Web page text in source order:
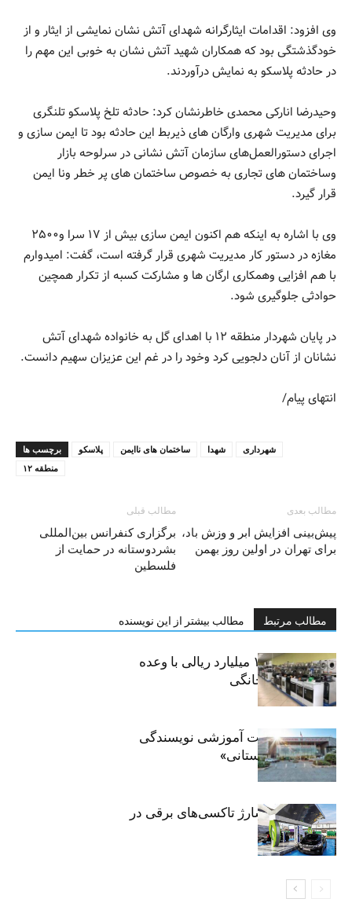
وی افزود: اقدامات ایثارگرانه شهدای آتش نشان نمایشی از ایثار و از
خودگذشتگی بود که همکاران شهید آتش نشان به خوبی این مهم را
در حادثه پلاسکو به نمایش درآوردند.
وحیدرضا انارکی محمدی خاطرنشان کرد: حادثه تلخ پلاسکو تلنگری
برای مدیریت شهری وارگان های ذیربط این حادثه بود تا ایمن سازی و
اجرای دستورالعمل‌های سازمان آتش نشانی در سرلوحه بازار
وساختمان های تجاری به خصوص ساختمان های پر خطر ونا ایمن
قرار گیرد.
وی با اشاره به اینکه هم اکنون ایمن سازی بیش از ۱۷ سرا و۲۵۰۰
مغازه در دستور کار مدیریت شهری قرار گرفته است، گفت: امیدوارم
با هم افزایی وهمکاری ارگان ها و مشارکت کسبه از تکرار همچین
حوادثی جلوگیری شود.
در پایان شهردار منطقه ۱۲ با اهدای گل به خانواده شهدای آتش
نشانان از آنان دلجویی کرد وخود را در غم این عزیزان سهیم دانست.
انتهای پیام/
برچسب ها پلاسکو ساختمان های ناایمن شهدا
شهرداری
منطقه ۱۲
مطالب قبلی
برگزاری کنفرانس بین‌المللی
بشردوستانه در حمایت از
فلسطین
مطالب بعدی
پیش‌بینی افزایش ابر و وزش باد،
برای تهران در اولین روز بهمن
مطالب مرتبط مطالب بیشتر از این نویسنده
کلاهبرداری ۱۰۰ میلیارد ریالی با وعده
فروش لوازم خانگی
برگزاری جلسات آموزشی نویسندگی
«زندگی‌نامه داستانی»
توسعه شبکه شارژ تاکسی‌های برقی در
پایتخت